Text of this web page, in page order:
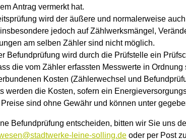
Antrag vermerkt hat.
wird der äußere und normalerweise
jedoch auf Zählwerksmängel,
am selben Zähler sind nicht möglich.
Befundprüfung wird durch die Prüfstelle ein
die vom Zähler erfassten Messwerte in
Kosten (Zählerwechsel und
werden die Kosten, sofern ein
sind ohne Gewähr und können unter
Befundprüfung entscheiden, bitten wir Sie uns
@stadtwerke-leine-solling.de oder per Post